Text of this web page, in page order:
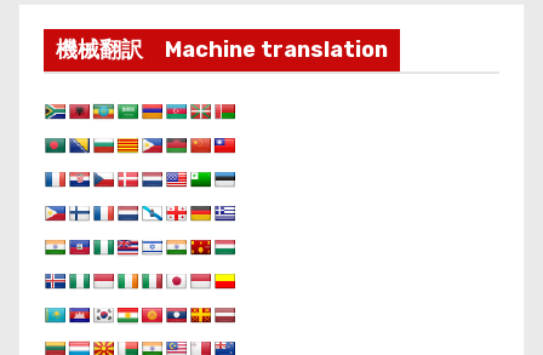
機械翻訳 Machine translation